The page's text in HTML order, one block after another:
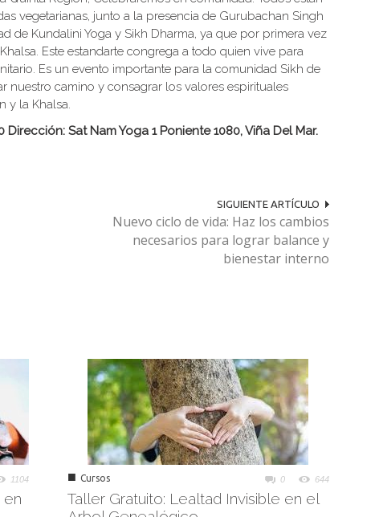
vegetarianas, junto a la presencia de Gurubachan Singh
de Kundalini Yoga y Sikh Dharma, ya que por primera vez
Este estandarte congrega a todo quien vive para
Es un evento importante para la comunidad Sikh de
nuestro camino y consagrar los valores espirituales
y la Khalsa.
Dirección: Sat Nam Yoga 1 Poniente 1080, Viña Del Mar.
SIGUIENTE ARTÍCULO
Nuevo ciclo de vida: Haz los cambios
necesarios para lograr balance y
bienestar interno
1104
en
■ Cursos 0 644
Taller Gratuito: Lealtad Invisible en el